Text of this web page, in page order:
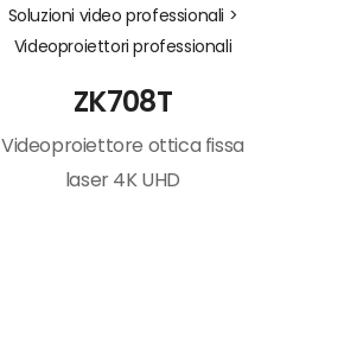
Soluzioni video professionali >
Videoproiettori professionali
ZK708T
Videoproiettore ottica fissa
laser 4K UHD